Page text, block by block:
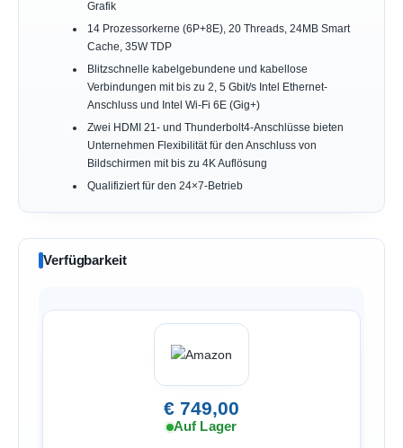
Grafik
14 Prozessorkerne (6P+8E), 20 Threads, 24MB Smart
Cache, 35W TDP
Blitzschnelle kabelgebundene und kabellose
Verbindungen mit bis zu 2, 5 Gbit/s Intel Ethernet-
Anschluss und Intel Wi-Fi 6E (Gig+)
Zwei HDMI 21- und Thunderbolt4-Anschlüsse bieten
Unternehmen Flexibilität für den Anschluss von
Bildschirmen mit bis zu 4K Auflösung
Qualifiziert für den 24×7-Betrieb
Verfügbarkeit
€ 749,00
Auf Lager